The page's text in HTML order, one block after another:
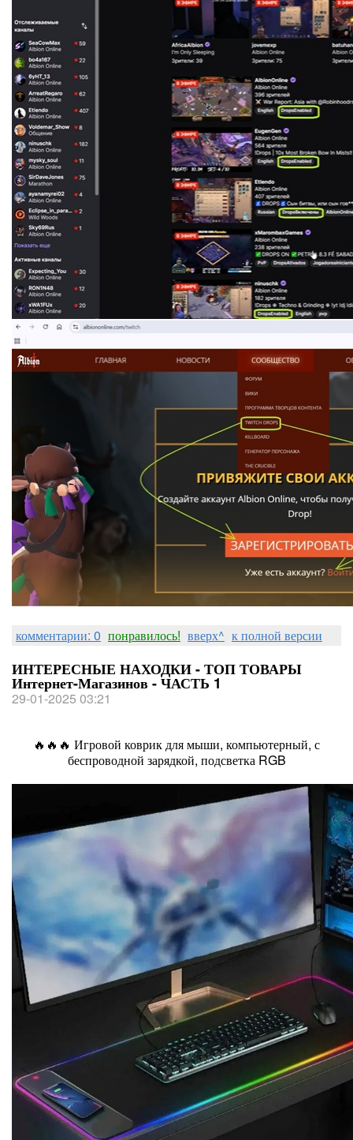
комментарии: 0 понравилось! вверх^ к полной версии
ИНТЕРЕСНЫЕ НАХОДКИ - ТОП ТОВАРЫ
Интернет-Магазинов - ЧАСТЬ 1
29-01-2025 03:21
🔥🔥🔥 Игровой коврик для мыши, компьютерный, с
беспроводной зарядкой, подсветка RGB